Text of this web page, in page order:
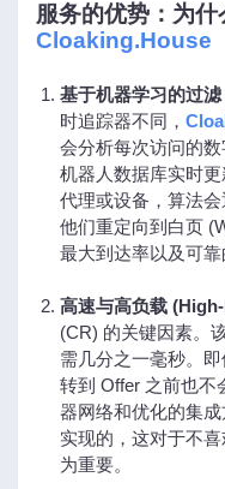
服务的优势：为
Cloaking.House
基于机器学习的过滤
时追踪器不同，
会分析每次访问的数
机器人数据库实时
代理或设备，算法
他们重定向到白页
最大到达率以及可靠
高速与高负载
(CR) 的关键因素。
需几分之一毫秒。
转到 Offer 之前也不
器网络和优化的集成
实现的，这对于不
为重要。